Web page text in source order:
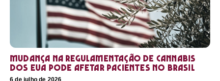
Mudança na regulamentação de cannabis
dos EUA pode afetar pacientes no Brasil
6 de julho de 2026